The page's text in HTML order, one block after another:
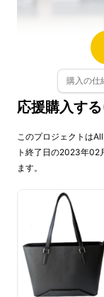
応援購入する
購入の仕
このプロジェクトは
ト終了日の2023年02
ます。